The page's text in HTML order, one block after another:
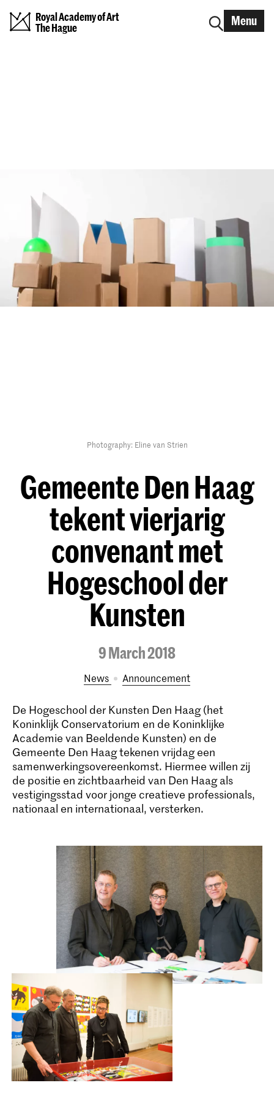
Royal Academy of Art
The Hague
Menu
Photography: Eline van Strien
Gemeente Den Haag
tekent vierjarig
convenant met
Hogeschool der
Kunsten
9 March 2018
News announcement
De Hogeschool der Kunsten Den Haag (het
Koninklijk Conservatorium en de Koninklijke
Academie van Beeldende Kunsten) en de
Gemeente Den Haag tekenen vrijdag een
samenwerkingsovereenkomst. Hiermee willen zij
de positie en zichtbaarheid van Den Haag als
vestigingsstad voor jonge creatieve professionals,
nationaal en internationaal, versterken.